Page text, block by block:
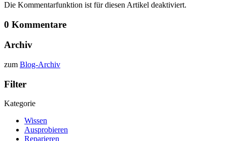
Die Kommentarfunktion ist für diesen Artikel deaktiviert.
0 Kommentare
Archiv
zum Blog-Archiv
Filter
Kategorie
Wissen
Ausprobieren
Reparieren